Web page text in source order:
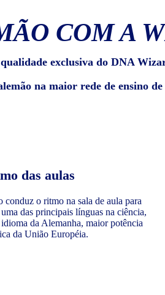
COM A
exclusiva do DNA
na maior rede de ensino
das aulas
conduz o ritmo na sala de aula para
das principais línguas na ciência,
da Alemanha, maior potência
da União Européia.